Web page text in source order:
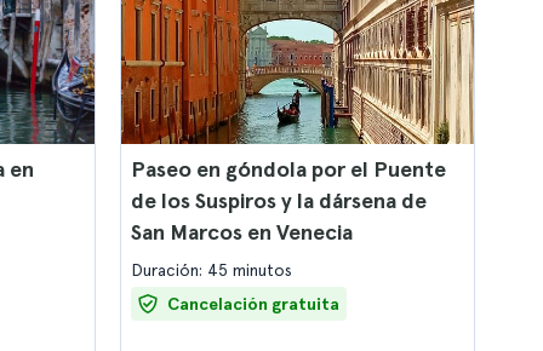
en
Paseo en góndola por el Puente
de los Suspiros y la dársena de
San Marcos en Venecia
Duración: 45 minutos
Cancelación gratuita